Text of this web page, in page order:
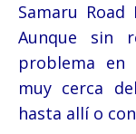
Samaru Road
Aunque sin
problema en
muy cerca
hasta allí o